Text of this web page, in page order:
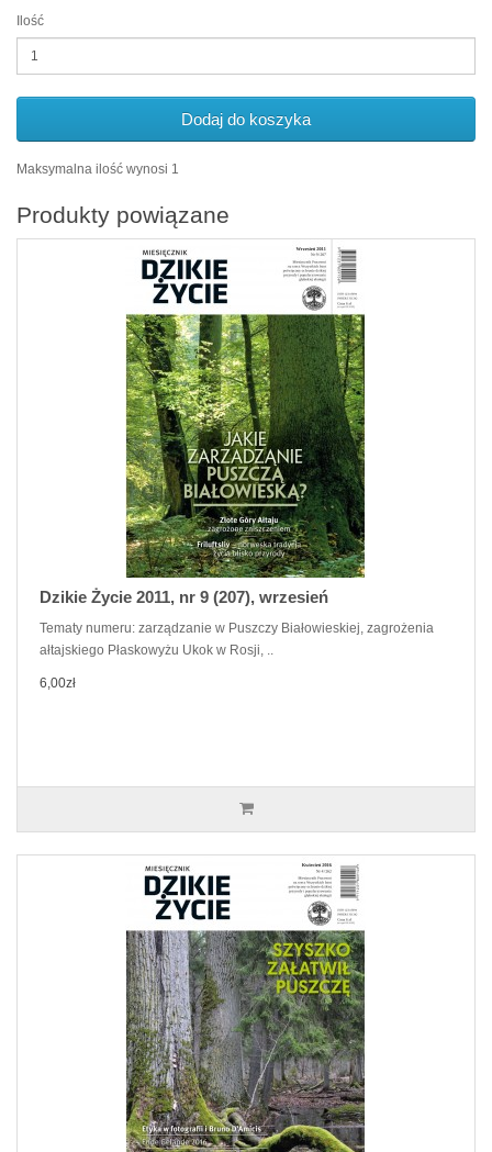
Ilość
Dodaj do koszyka
Maksymalna ilość wynosi 1
Produkty powiązane
Dzikie Życie 2011, nr 9 (207), wrzesień
Tematy numeru: zarządzanie w Puszczy Białowieskiej, zagrożenia
ałtajskiego Płaskowyżu Ukok w Rosji, ..
6,00zł